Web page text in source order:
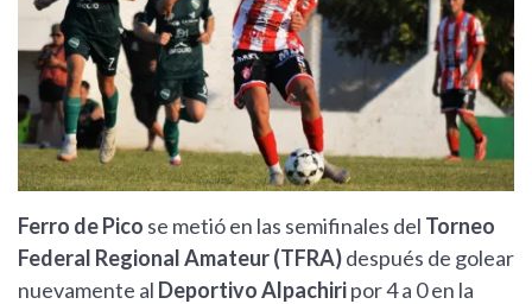
Ferro de Pico se metió en las semifinales del Torneo
Federal Regional Amateur (TFRA)después de golear
nuevamente al Deportivo Alpachiripor 4 a 0 en la